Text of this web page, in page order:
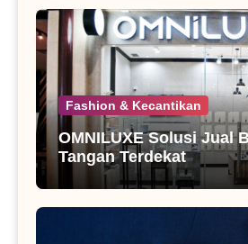
Fashion & Kecantikan
OMNILUXE Solusi Jual
Tangan Terdekat